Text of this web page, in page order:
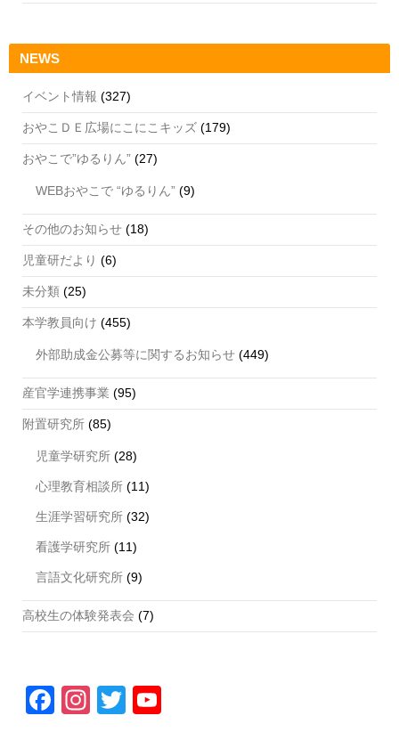
NEWS
イベント情報 (327)
おやこＤＥ広場にこにこキッズ (179)
おやこで”ゆるりん” (27)
WEBおやこで “ゆるりん” (9)
その他のお知らせ (18)
児童研だより (6)
未分類 (25)
本学教員向け (455)
外部助成金公募等に関するお知らせ (449)
産官学連携事業 (95)
附置研究所 (85)
児童学研究所 (28)
心理教育相談所 (11)
生涯学習研究所 (32)
看護学研究所 (11)
言語文化研究所 (9)
高校生の体験発表会 (7)
F
In
T